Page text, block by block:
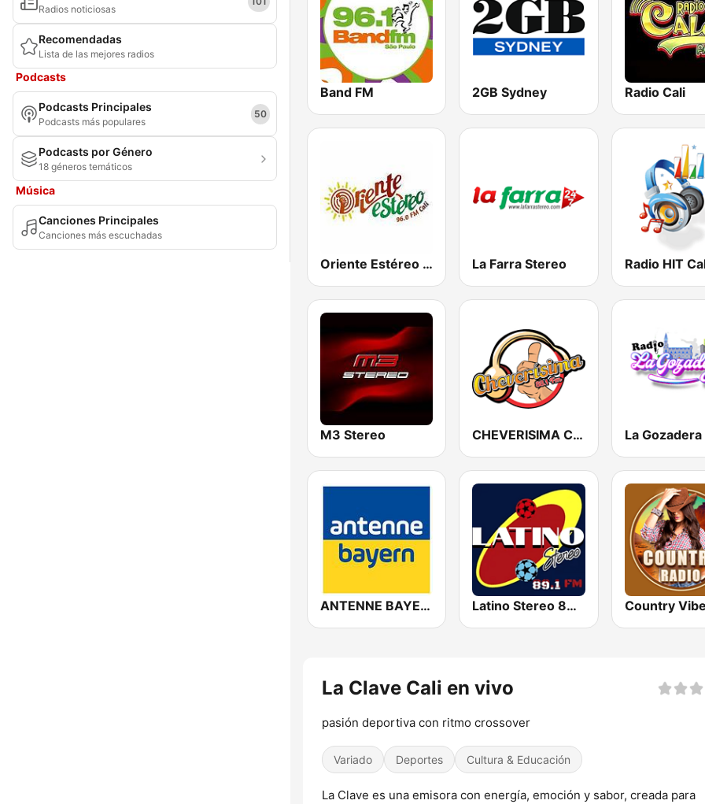
Radios noticiosas
Recomendadas
Lista de las mejores radios
Podcasts
Podcasts Principales
Podcasts más populares
50
Podcasts por Género
18 géneros temáticos
Música
Canciones Principales
Canciones más escuchadas
Band FM 2GB Sydney Radio Cali
Oriente Estéreo Cali La Farra Stereo Radio HIT
M3 Stereo CHEVERISIMA CALI La Gozadera
ANTENNE BAYERN Latino Stereo 89.1 FM Cali Country
La Clave Cali en vivo
pasión deportiva con ritmo crossover
Variado Deportes Cultura & Educación
La Clave es una emisora con energía, emoción y sabor, creada para